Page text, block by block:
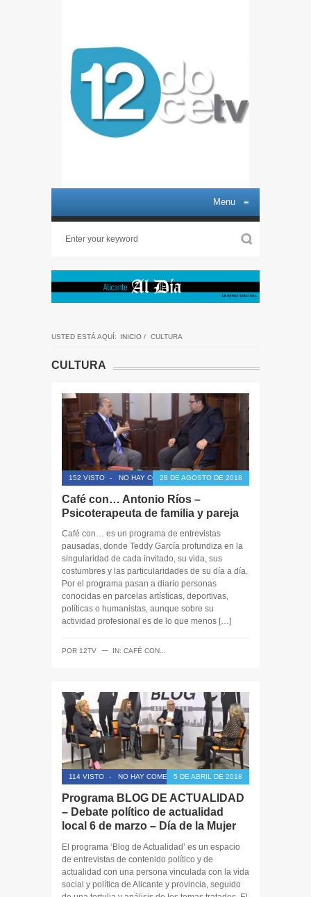
Menu ≡
USTED ESTÁ AQUÍ: INICIO / CULTURA
CULTURA
152 VISTO - NO HAY COMENTARIOS28 DE AGOSTO DE 2018
Café con… Antonio Ríos –
Psicoterapeuta de familia y pareja
Café con… es un programa de entrevistas
pausadas, donde Teddy García profundiza en la
singularidad de cada invitado, su vida, sus
costumbres y las particularidades de su día a día.
Por el programa pasan a diario personas
conocidas en parcelas artísticas, deportivas,
políticas o humanistas, aunque sobre su
actividad profesional es de lo que menos […]
POR 12TV ─ IN: CAFÉ CON...
114 VISTO - NO HAY COMENTARIOS5 DE ABRIL DE 2018
Programa BLOG DE ACTUALIDAD
– Debate político de actualidad
local 6 de marzo – Día de la Mujer
El programa ‘Blog de Actualidad’ es un espacio
de entrevistas de contenido político y de
actualidad con una persona vinculada con la vida
social y política de Alicante y provincia, seguido